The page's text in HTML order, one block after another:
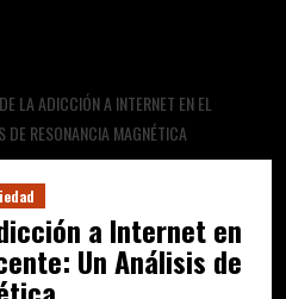
LA ADICCIÓN A INTERNET EN EL
DE RESONANCIA MAGNÉTICA
a Internet en
Un Análisis de